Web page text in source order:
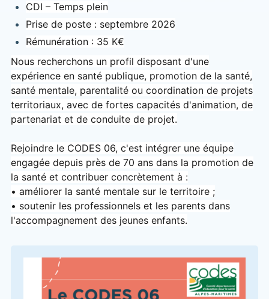
CDI – Temps plein
Prise de poste : septembre 2026
Rémunération : 35 K€
Nous recherchons un profil disposant d'une
expérience en santé publique, promotion de la santé,
santé mentale, parentalité ou coordination de projets
territoriaux, avec de fortes capacités d'animation, de
partenariat et de conduite de projet.
Rejoindre le CODES 06, c'est intégrer une équipe
engagée depuis près de 70 ans dans la promotion de
la santé et contribuer concrètement à :
• améliorer la santé mentale sur le territoire ;
• soutenir les professionnels et les parents dans
l'accompagnement des jeunes enfants.